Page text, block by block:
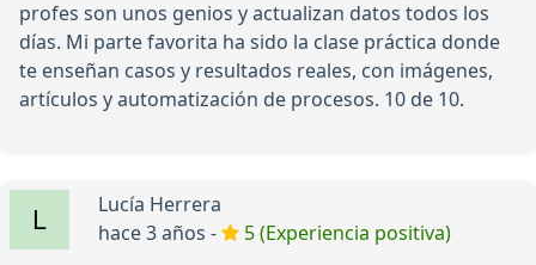
profes son unos genios y actualizan datos todos los
días. Mi parte favorita ha sido la clase práctica donde
te enseñan casos y resultados reales, con imágenes,
artículos y automatización de procesos. 10 de 10.
Lucía Herrera
hace 3 años -
5 (Experiencia positiva)